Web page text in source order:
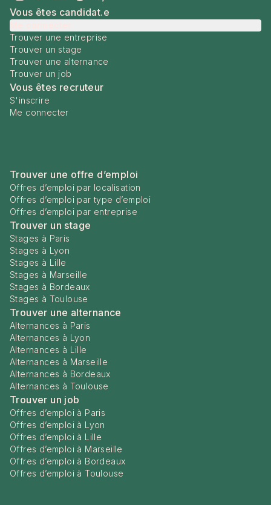
Vous êtes candidat.e
Trouver une entreprise
Trouver un stage
Trouver une alternance
Trouver un job
Vous êtes recruteur
S'inscrire
Me connecter
Trouver une offre d’emploi
Offres d’emploi par localisation
Offres d’emploi par type d’emploi
Offres d’emploi par entreprise
Trouver un stage
Stages à Paris
Stages à Lyon
Stages à Lille
Stages à Marseille
Stages à Bordeaux
Stages à Toulouse
Trouver une alternance
Alternances à Paris
Alternances à Lyon
Alternances à Lille
Alternances à Marseille
Alternances à Bordeaux
Alternances à Toulouse
Trouver un job
Offres d’emploi à Paris
Offres d’emploi à Lyon
Offres d’emploi à Lille
Offres d’emploi à Marseille
Offres d’emploi à Bordeaux
Offres d’emploi à Toulouse